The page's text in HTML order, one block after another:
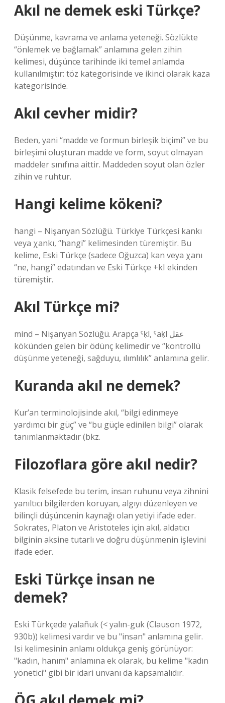
Akıl ne demek eski Türkçe?
Düşünme, kavrama ve anlama yeteneği. Sözlükte
“önlemek ve bağlamak” anlamına gelen zihin
kelimesi, düşünce tarihinde iki temel anlamda
kullanılmıştır: töz kategorisinde ve ikinci olarak kaza
kategorisinde.
Akıl cevher midir?
Beden, yani “madde ve formun birleşik biçimi” ve bu
birleşimi oluşturan madde ve form, soyut olmayan
maddeler sınıfına aittir. Maddeden soyut olan özler
zihin ve ruhtur.
Hangi kelime kökeni?
hangi – Nişanyan Sözlüğü. Türkiye Türkçesi kankı
veya χankı, “hangi” kelimesinden türemiştir. Bu
kelime, Eski Türkçe (sadece Oğuzca) kan veya χanı
“ne, hangi” edatından ve Eski Türkçe +kI ekinden
türemiştir.
Akıl Türkçe mi?
mind – Nişanyan Sözlüğü. Arapça ˁḳl, ˁaḳl عقل
kökünden gelen bir ödünç kelimedir ve “kontrollü
düşünme yeteneği, sağduyu, ılımlılık” anlamına gelir.
Kuranda akıl ne demek?
Kur’an terminolojisinde akıl, “bilgi edinmeye
yardımcı bir güç” ve “bu güçle edinilen bilgi” olarak
tanımlanmaktadır (bkz.
Filozoflara göre akıl nedir?
Klasik felsefede bu terim, insan ruhunu veya zihnini
yanıltıcı bilgilerden koruyan, algıyı düzenleyen ve
bilinçli düşüncenin kaynağı olan yetiyi ifade eder.
Sokrates, Platon ve Aristoteles için akıl, aldatıcı
bilginin aksine tutarlı ve doğru düşünmenin işlevini
ifade eder.
Eski Türkçe insan ne
demek?
Eski Türkçede yalañuk (< yalın-guk (Clauson 1972,
930b)) kelimesi vardır ve bu "insan" anlamına gelir.
Isi kelimesinin anlamı oldukça geniş görünüyor:
"kadın, hanım" anlamına ek olarak, bu kelime "kadın
yönetici" gibi bir idari unvanı da kapsamalıdır.